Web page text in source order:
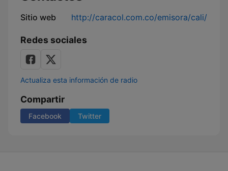
Sitio web http://caracol.com.co/emisora/cali/
Redes sociales
Actualiza esta información de radio
Compartir
Facebook Twitter